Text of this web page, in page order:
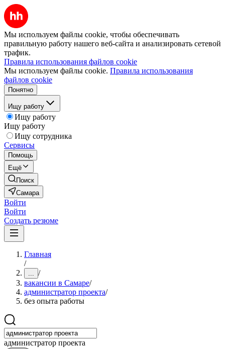
Мы используем файлы cookie, чтобы обеспечивать
правильную работу нашего веб-сайта и анализировать сетевой
трафик.
Правила использования файлов cookie
Мы используем файлы cookie. Правила использования
файлов cookie
Понятно
Ищу работу
Ищу работу
Ищу работу
Ищу сотрудника
Сервисы
Помощь
Ещё
Поиск
Самара
Войти
Войти
Создать резюме
Главная
/
... /
вакансии в Самаре/
администратор проекта/
без опыта работы
администратор проекта